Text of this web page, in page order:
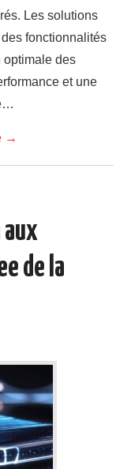
Les solutions
fonctionnalités
optimale des
et une
→
de la